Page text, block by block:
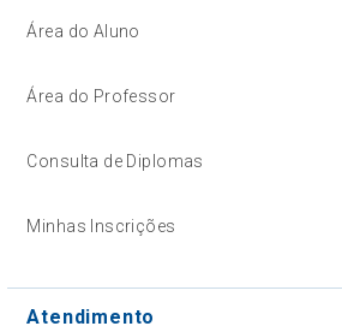
Área do Aluno
Área do Professor
Consulta de Diplomas
Minhas Inscrições
Atendimento